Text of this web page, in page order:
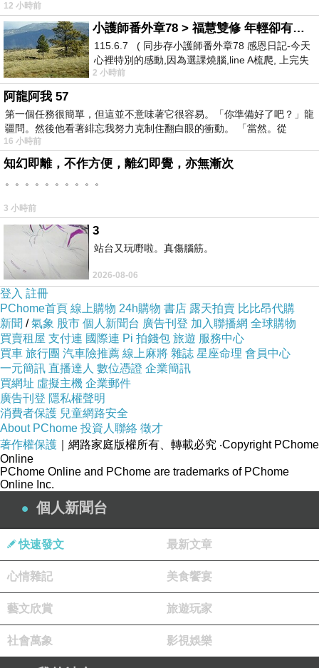
界去、甚或一歎「我們要珍惜當下」。
之後呢?然後呢 ?
太陽猶仍照在夏日嬉水的笑臉上，呼朋引伴著安排
如何度過假期，人間世事，依然如實在軌道中運
行。而那個失去了人身的靈性，下一站，要往哪裡
去?
生命的奧妙，宇宙的真實義，何止是靈性往來依歸
的課題，更攸關我們趁還擁有人身的這須臾之間，
為靈性做了什麼樣的充實與修習。
太陽依舊升起，人世間，人們依舊倚賴自詡的意識
心兀自在命運的軌道上等待運行。夏至，炎熱中，
我感覺到些微的悲涼
下一篇：中秋月
有
12 小時前
小護師番外章78 > 福慧雙修 年輕卻有個老靈魂 ㄑ金剛經〉podcast
115.6.7 ( 同步存小護師番外章78 感恩日記-今天
心裡特別的感動,因為選課燒腦,line A梳爬, 上完失
智課的她,特來傾
2 小時前
阿龍阿我 57
第一個任務很簡單，但這並不意味著它很容易。「你準備好了吧？」龍
疆問。然後他看著緋忘我努力克制住翻白眼的衝動。 「當然。從
16 小時前
知幻即離，不作方便，離幻即覺，亦無漸次
。。。。。。。。。。
3 小時前
3
站台又玩嘢啦。真傷腦筋。
2026-08-06
登入 註冊
PChome首頁 線上購物 24h購物 書店 露天拍賣 比比昂代購
新聞 /氣象 股市 個人新聞台 廣告刊登 加入聯播網 全球購物
買賣租屋 支付連 國際連 Pi 拍錢包 旅遊 服務中心
買車 旅行團 汽車險推薦 線上麻將 雜誌 星座命理 會員中心
一元簡訊 直播達人 數位憑證 企業簡訊
買網址 虛擬主機 企業郵件
廣告刊登 隱私權聲明
消費者保護 兒童網路安全
About PChome 投資人聯絡 徵才
著作權保護 ｜網路家庭版權所有、轉載必究 ‧Copyright PChome
Online
PChome Online and PChome are trademarks of PChome
Online Inc.
個人新聞台
快速發文 最新文章
心情雜記 美食饗宴
藝文欣賞 旅遊玩家
社會萬象 影視娛樂